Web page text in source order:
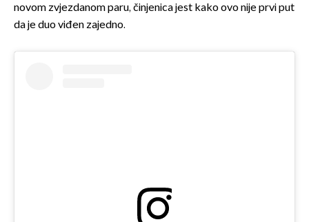
novom zvjezdanom paru, činjenica jest kako ovo nije prvi put
da je duo viđen zajedno.